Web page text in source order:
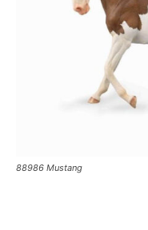
88986 Mustang